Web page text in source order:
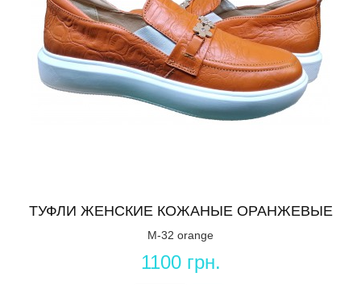
ТУФЛИ ЖЕНСКИЕ КОЖАНЫЕ ОРАНЖЕВЫЕ
M-32 orange
1100 грн.